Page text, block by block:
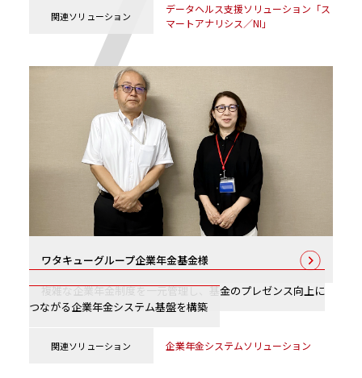
関連ソリューション
データヘルス支援ソリューション「ス
マートアナリシス／NI」
ワタキューグループ企業年金基金様
複雑な企業年金制度を一元管理し、基金のプレゼンス向上に
つながる企業年金システム基盤を構築
関連ソリューション 企業年金システムソリューション